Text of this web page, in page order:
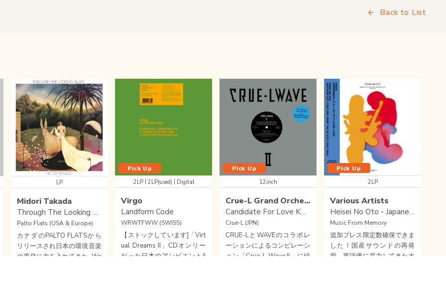
Back to List
LP
Midori Takada
Through The Looking Glass
Palto Flats (USA & Europe)
カナダのPALTO FLATSから
リリースされ日本の環境音楽
の再発に力を入れてきた, We
Pick Up
2LP| 2LP(used) Digital
Virgo
Landform Code
WRWTFWW (SWISS)
【ストックしています]「Virt
ual Dreams II」CDオンリー
だった日本のアンビエント/I
Pick Up
12inch
Crue-L Grand Orchestra feat.MIyuki Hatakeyama
Candidate For Love Kenji Takimi & Gonno Re-Edit c/w Got To Be Real (Yamarchy & Daichi Re-Edit)
Crue-L (JPN)
CRUE-LとWAVEのコラボレ
ーションによるコンピレーシ
ョン「Crue-L Wave II」に続
Pick Up
2LP
Various Artists
Heisei No Oto - Japanese Left-field Pop From The CD Age (1989-1996)
Music From Memory
追加プレス限定数確保できま
した！国産サウンドの再発
掘、再評価に尽力してきた大